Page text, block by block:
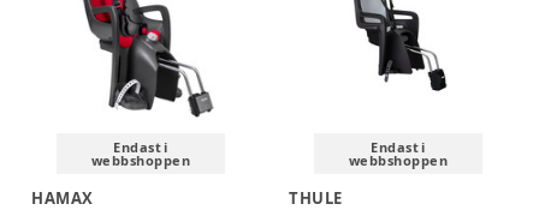
Endast i
webbshoppen
HAMAX
Endast i
webbshoppen
THULE